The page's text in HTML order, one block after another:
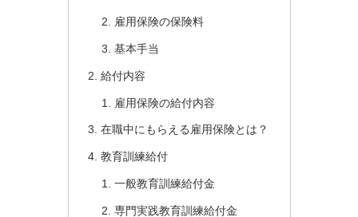
雇用保険の保険料
基本手当
給付内容
雇用保険の給付内容
在職中にもらえる雇用保険とは？
教育訓練給付
一般教育訓練給付金
専門実践教育訓練給付金